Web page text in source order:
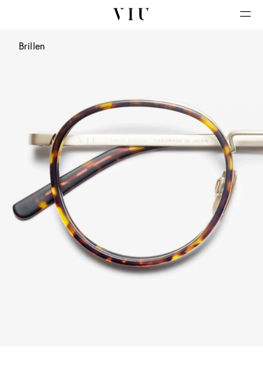
Brillen